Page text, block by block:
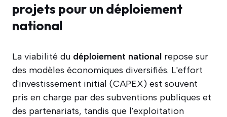
projets pour un déploiement
national
La viabilité du déploiement national repose sur
des modèles économiques diversifiés. L'effort
d'investissement initial (CAPEX) est souvent
pris en charge par des subventions publiques et
des partenariats, tandis que l'exploitation